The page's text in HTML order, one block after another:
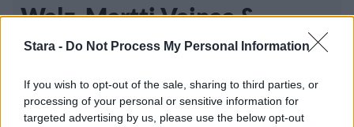
Stara - Do Not Process My Personal Information
If you wish to opt-out of the sale, sharing to third parties, or
processing of your personal or sensitive information for
targeted advertising by us, please use the below opt-out
Walz, Martti Vainaa &
Sallitut aineet
Kuudennessa Viihdelehti Stara.fi:n podcast-